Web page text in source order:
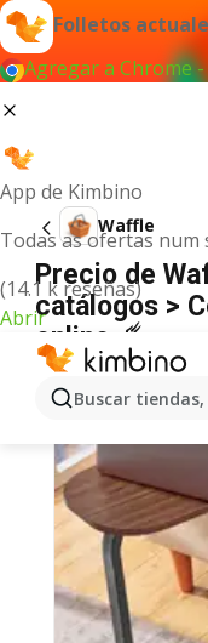
Folletos
Agregar a Chrome -
App de Kimbino
Todas as ofertas num
(14.1 k reseñas)
Abrir
Buscar
Waffle
Precio de
catálogos >
online ☄️